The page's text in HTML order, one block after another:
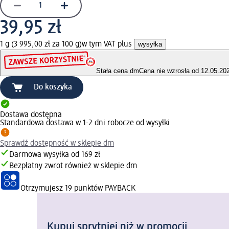
39,95 zł
1 g (3 995,00 zł za 100 g)w tym VAT plus wysyłka
Stała cena dmCena nie wzrosła od
Do koszyka
Dostawa dostępna
Standardowa dostawa w 1-2 dni robocze od wysyłki
Sprawdź dostępność w sklepie dm
Darmowa wysyłka od 169 zł
Bezpłatny zwrot również w sklepie dm
Otrzymujesz 19 punktów PAYBACK